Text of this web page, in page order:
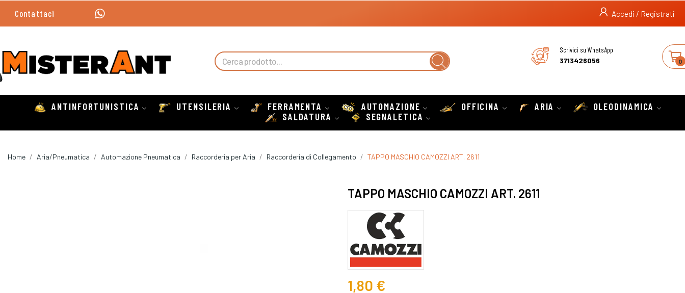
Contattaci Accedi / Registrati
0
Scrivici su WhatsApp
3713426056
ANTINFORTUNISTICA UTENSILERIA FERRAMENTA AUTOMAZIONE OFFICINA ARIA
OLEODINAMICA
SALDATURA
SEGNALETICA
Home Aria/Pneumatica Automazione Pneumatica Raccorderia per Aria Raccorderia di Collegamento TAPPO MASCHIO CAMOZZI ART. 2611
TAPPO MASCHIO CAMOZZI ART. 2611
1,80 €